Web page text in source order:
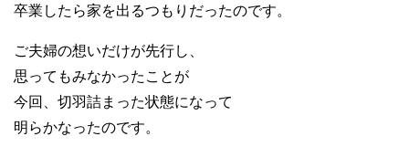
卒業したら家を出るつもりだったのです。
ご夫婦の想いだけが先行し、
思ってもみなかったことが
今回、切羽詰まった状態になって
明らかなったのです。